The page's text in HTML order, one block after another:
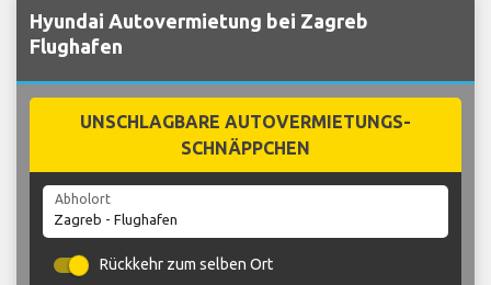
Hyundai Autovermietung bei Zagreb
Flughafen
UNSCHLAGBARE AUTOVERMIETUNGS-
SCHNÄPPCHEN
Abholort
Rückkehr zum selben Ort